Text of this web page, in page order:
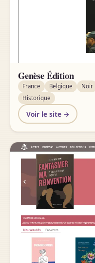
Genèse Édition
France Belgique Noir
Historique
Voir le site →